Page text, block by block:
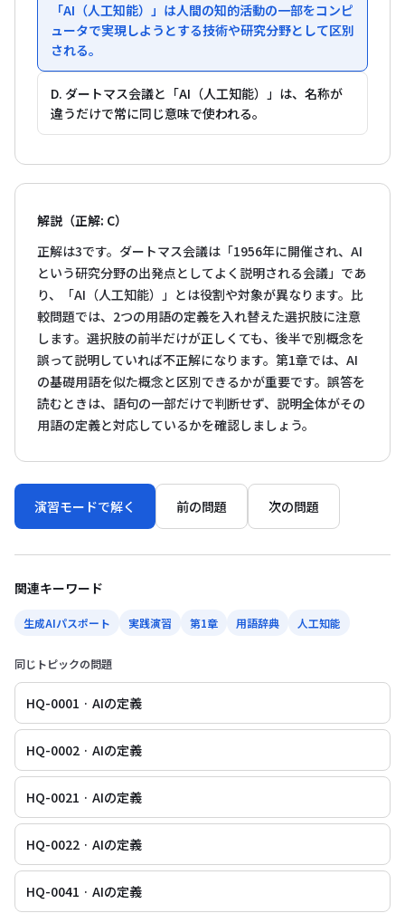
「AI（人工知能）」は人間の知的活動の一部をコンピ
ュータで実現しようとする技術や研究分野として区別
される。
D. ダートマス会議と「AI（人工知能）」は、名称が
違うだけで常に同じ意味で使われる。
解説（正解: C）
正解は3です。ダートマス会議は「1956年に開催され、AI
という研究分野の出発点としてよく説明される会議」であ
り、「AI（人工知能）」とは役割や対象が異なります。比
較問題では、2つの用語の定義を入れ替えた選択肢に注意
します。選択肢の前半だけが正しくても、後半で別概念を
誤って説明していれば不正解になります。第1章では、AI
の基礎用語を似た概念と区別できるかが重要です。誤答を
読むときは、語句の一部だけで判断せず、説明全体がその
用語の定義と対応しているかを確認しましょう。
演習モードで解く 前の問題 次の問題
関連キーワード
生成AIパスポート 実践演習 第1章 用語辞典 人工知能
同じトピックの問題
HQ-0001 · AIの定義
HQ-0002 · AIの定義
HQ-0021 · AIの定義
HQ-0022 · AIの定義
HQ-0041 · AIの定義